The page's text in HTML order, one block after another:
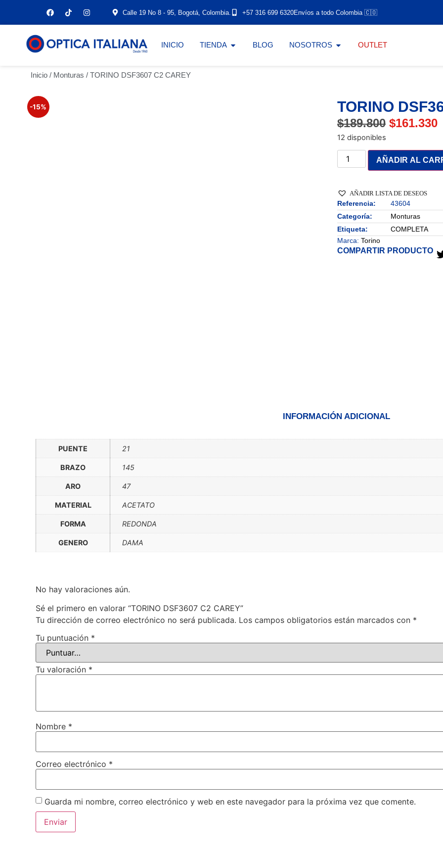
Calle 19 No 8 - 95, Bogotá, Colombia. +57 316 699 6320Envíos a todo Colombia 🇨🇴
INICIO TIENDA BLOG NOSOTROS OUTLET
Inicio / Monturas / TORINO DSF3607 C2 CAREY
-15% TORINO
$189.800 $161.330
12 disponibles
AÑADIR AL
AÑADIR LISTA DE DESEOS
Referencia:
43604
Categoría:
Monturas
Etiqueta:
COMPLETA
Marca: Torino
COMPARTIR PRODUCTO
INFORMACIÓN ADICIONAL
PUENTE 21
BRAZO 145
ARO 47
MATERIAL ACETATO
FORMA REDONDA
GENERO DAMA
No hay valoraciones aún.
Sé el primero en valorar “TORINO DSF3607 C2 CAREY”
Tu dirección de correo electrónico no será publicada. Los campos obligatorios están marcados con *
Tu puntuación *
Tu valoración *
Nombre *
Correo electrónico *
Guarda mi nombre, correo electrónico y web en este navegador para la próxima vez que comente.